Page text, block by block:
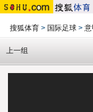
搜狐体育 > 国际足球 >
上一组